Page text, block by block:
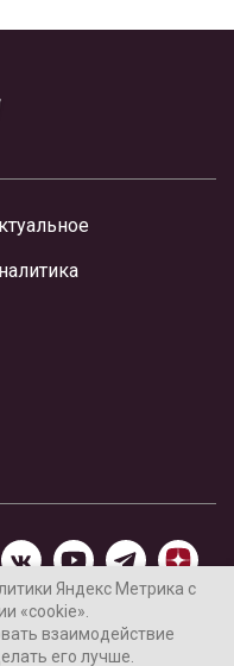
Интернет-газеты
«Ваши новости»
Яндекс Метрика с
«cookie».
взаимодействие
его лучше.